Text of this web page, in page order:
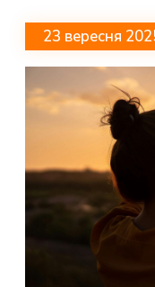
23 вересня